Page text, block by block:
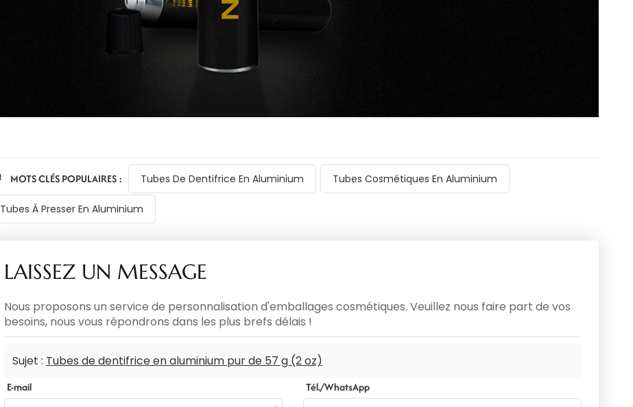
MOTS CLÉS POPULAIRES : Tubes De Dentifrice En Aluminium Tubes Cosmétiques En Aluminium
Tubes À Presser En Aluminium
LAISSEZ UN MESSAGE
Nous proposons un service de personnalisation d'emballages cosmétiques. Veuillez nous faire part de vos
besoins, nous vous répondrons dans les plus brefs délais !
Sujet : Tubes de dentifrice en aluminium pur de 57 g (2 oz)
E-mail Tél./WhatsApp